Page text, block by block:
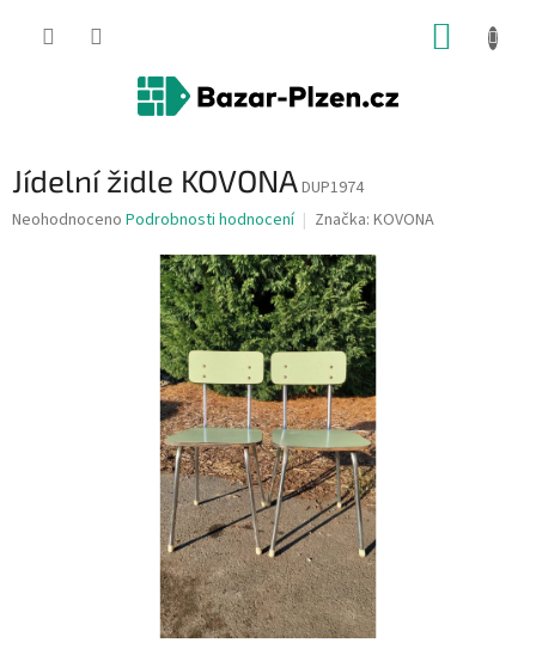
Jídelní židle KOVONADUP1974
Průměrné
Neohodnoceno Podrobnosti hodnocení Značka: KOVONA